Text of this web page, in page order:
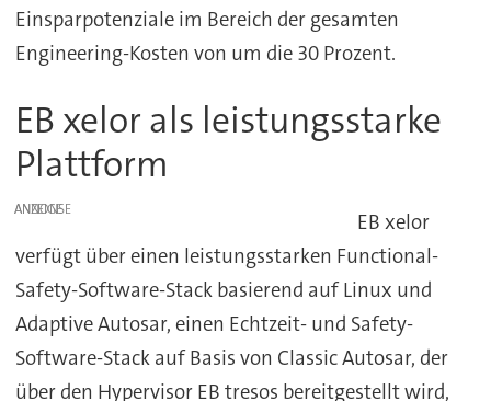
Einsparpotenziale im Bereich der gesamten
Engineering-Kosten von um die 30 Prozent.
EB xelor als leistungsstarke
Plattform
ANZEIGE
EB xelor
verfügt über einen leistungsstarken Functional-
Safety-Software-Stack basierend auf Linux und
Adaptive Autosar, einen Echtzeit- und Safety-
Software-Stack auf Basis von Classic Autosar, der
über den Hypervisor EB tresos bereitgestellt wird,